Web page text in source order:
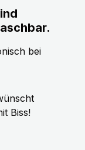
bei
Biss!